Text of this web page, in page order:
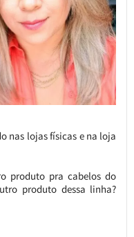
nas lojas físicas e na loja
produto pra cabelos do
produto dessa linha?